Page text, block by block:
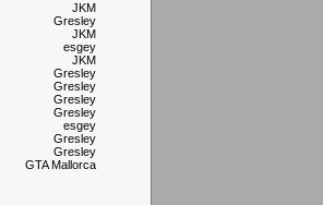
JKM
Gresley
JKM
esgey
JKM
Gresley
Gresley
Gresley
Gresley
esgey
Gresley
Gresley
GTA Mallorca